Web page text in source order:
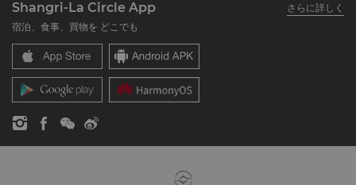
よくあるお問合せや質問
SLCに関するお問い合わせ
シャングリ・ラ ブランド
シャングリ・ラ センター
レジデンス
お問い合わせ
採用情報
企業の社会的責任
ニュース
Shangri-La Circle App
さらに詳しく
宿泊、食事、買物を どこでも